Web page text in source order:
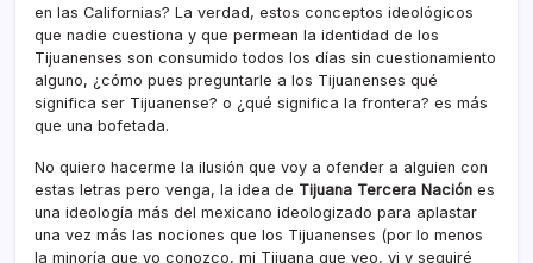
en las Californias? La verdad, estos conceptos ideológicos
que nadie cuestiona y que permean la identidad de los
Tijuanenses son consumido todos los dí­as sin cuestionamiento
alguno, ¿cómo pues preguntarle a los Tijuanenses qué
significa ser Tijuanense? o ¿qué significa la frontera? es más
que una bofetada.
No quiero hacerme la ilusión que voy a ofender a alguien con
estas letras pero venga, la idea de Tijuana Tercera Nación es
una ideologí­a más del mexicano ideologizado para aplastar
una vez más las nociones que los Tijuanenses (por lo menos
la minorí­a que yo conozco, mi Tijuana que veo, vi y seguiré